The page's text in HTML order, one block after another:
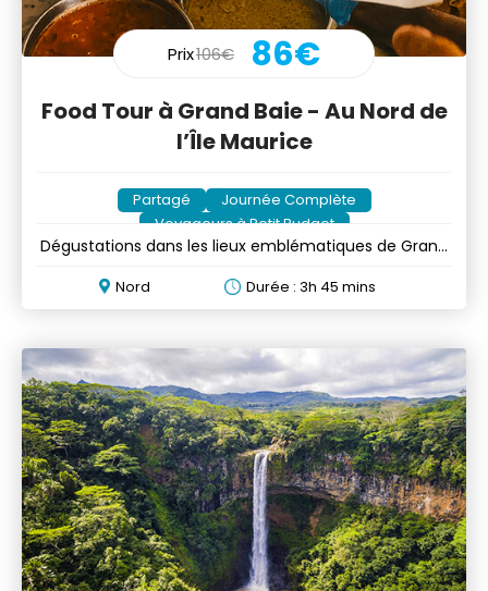
Prix106€ 86€
Food Tour à Grand Baie - Au Nord de
l’Île Maurice
Partagé
Journée Complète
Voyageurs à Petit Budget
Dégustations dans les lieux emblématiques de Grand
Nord Durée : 3h 45 mins